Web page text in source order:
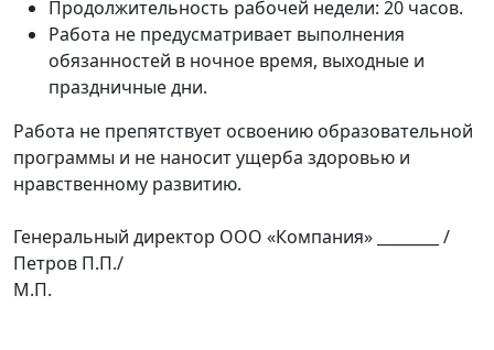
Продолжительность рабочей недели: 20 часов.
Работа не предусматривает выполнения
обязанностей в ночное время, выходные и
праздничные дни.
Работа не препятствует освоению образовательной
программы и не наносит ущерба здоровью и
нравственному развитию.
Генеральный директор ООО «Компания» ________ /
Петров П.П./
М.П.